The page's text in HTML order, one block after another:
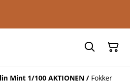
Mint 1/100 AKTIONEN / Fokker